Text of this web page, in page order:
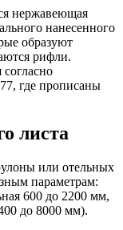
нержавеющая
нанесенного
образуют
рифли.
где прописаны
листа
или отельных
параметрам:
600 до 2200 мм,
до 8000 мм).